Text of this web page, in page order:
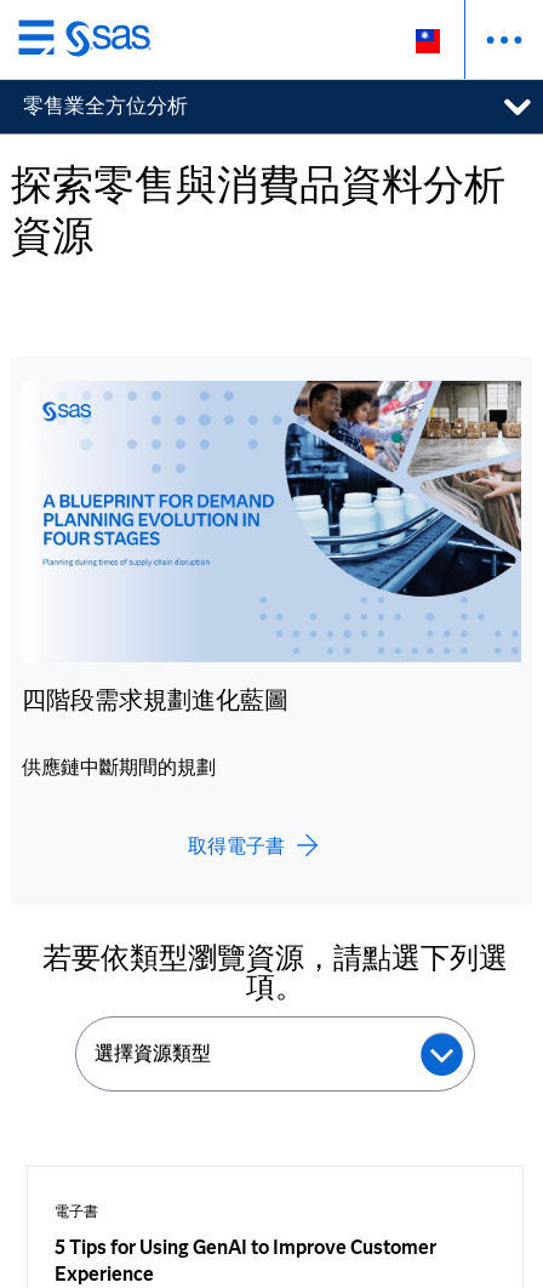
跳
至
主
要
內
容
零售業全方位分析
探索零售與消費品資料分析
資源
四階段需求規劃進化藍圖
供應鏈中斷期間的規劃
取得電子書
若要依類型瀏覽資源，請點選下列選
項。
選擇資源類型
電子書
5 Tips for Using GenAI to Improve Customer
Experience